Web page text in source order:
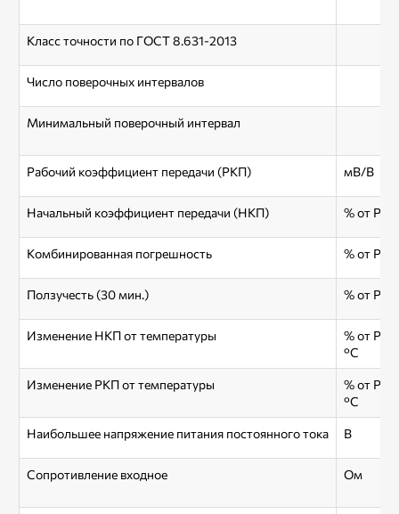
Класс точности по ГОСТ 8.631-2013
Число поверочных интервалов
Минимальный поверочный интервал
Рабочий коэффициент передачи (РКП) мВ/В
Начальный коэффициент передачи (НКП) % от РКП
Комбинированная погрешность % от РКП
Ползучесть (30 мин.) % от РКП
Изменение НКП от температуры
% от
°С
Изменение РКП от температуры
% от
°С
Наибольшее напряжение питания постоянного тока В
Сопротивление входное Ом